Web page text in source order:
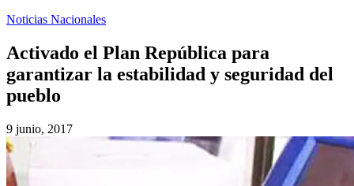
Noticias Nacionales
Activado el Plan República para
garantizar la estabilidad y seguridad del
pueblo
9 junio, 2017